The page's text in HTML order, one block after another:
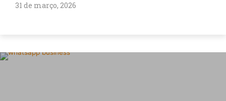
31 de março, 2026